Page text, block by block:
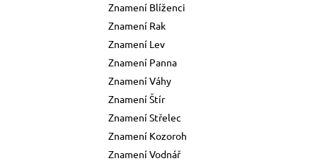
Znamení Blíženci
Znamení Rak
Znamení Lev
Znamení Panna
Znamení Váhy
Znamení Štír
Znamení Střelec
Znamení Kozoroh
Znamení Vodnář